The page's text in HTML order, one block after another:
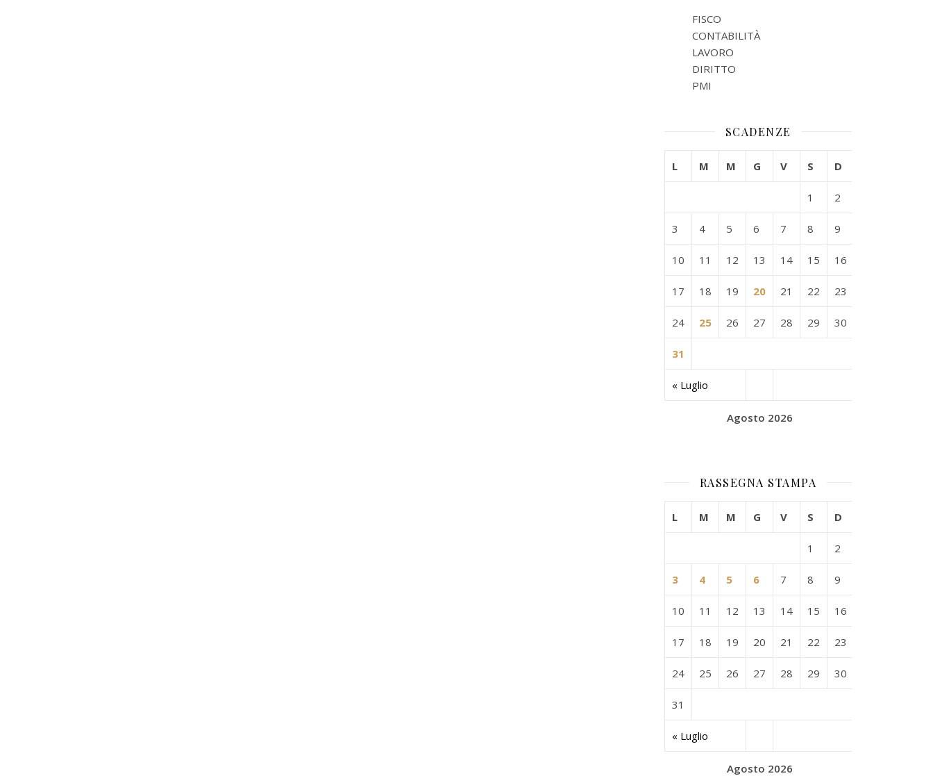
FISCO
CONTABILITÀ
LAVORO
DIRITTO
PMI
SCADENZE
Agosto 2026
L M M G V S D
« Luglio
1 2
3 4 5 6 7 8 9
10 11 12 13 14 15 16
17 18 19 20 21 22 23
24 25 26 27 28 29 30
31
RASSEGNA STAMPA
Agosto 2026
L M M G V S D
« Luglio
1 2
3 4 5 6 7 8 9
10 11 12 13 14 15 16
17 18 19 20 21 22 23
24 25 26 27 28 29 30
31